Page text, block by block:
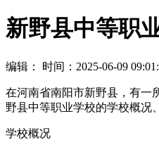
新野县中等职
编辑： 时间：2025-06-09
在河南省南阳市新野县，有一
野县中等职业学校的学校概况
学校概况